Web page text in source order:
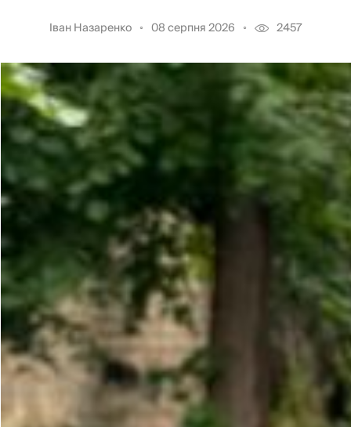
Іван Назаренко 08 серпня 2026 2457